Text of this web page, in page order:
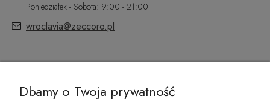
Poniedziałek - Sobota: 9:00 - 21:00
wroclavia@zeccoro.pl
Dbamy o Twoja prywatność